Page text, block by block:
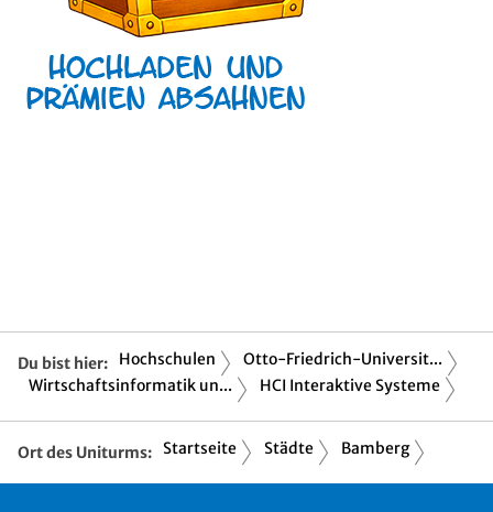
Du bist hier: Hochschulen
Otto-Friedrich-Universit...
Wirtschaftsinformatik un...
HCI Interaktive Systeme
Ort des Uniturms: Startseite Städte Bamberg